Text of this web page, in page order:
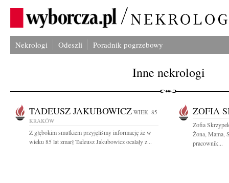
Nekrologi Odeszli Poradnik pogrzebowy
Inne nekrologi
TADEUSZ JAKUBOWICZ WIEK: 85
KRAKÓW
Z głębokim smutkiem przyjęliśmy informację że w
wieku 85 lat zmarł Tadeusz Jakubowicz ocalały z...
ZOFIA
Zofia
Żona, Mama,
pracownik...